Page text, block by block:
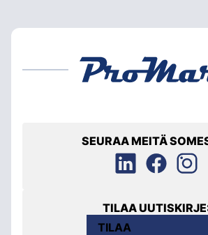
SEURAA MEITÄ
TILAA
TILAA